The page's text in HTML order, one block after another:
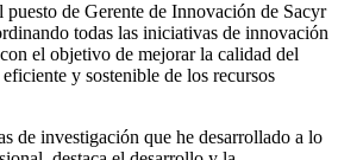
de Gerente de Innovación de Sacyr
todas las iniciativas de innovación
el objetivo de mejorar la calidad del
y sostenible de los recursos
de investigación que he desarrollado a lo